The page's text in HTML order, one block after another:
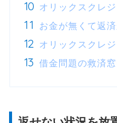
オリックスクレ
お金が無くて返
オリックスクレ
借金問題の救済窓